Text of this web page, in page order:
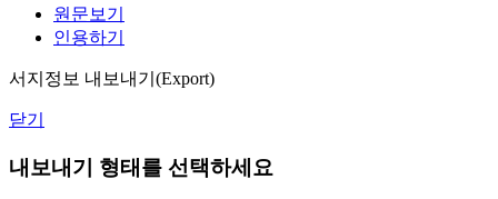
원문보기
인용하기
서지정보 내보내기(Export)
닫기
내보내기 형태를 선택하세요